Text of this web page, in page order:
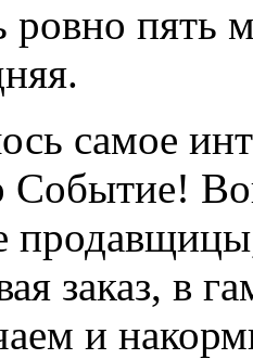
пять
самое
Событие!
заказ, в
и